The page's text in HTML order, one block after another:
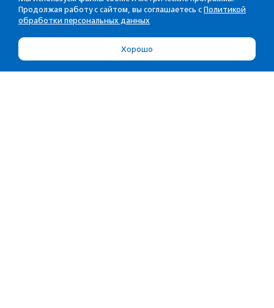
Продолжая работу с сайтом, вы соглашаетесь с Политикой
обработки персональных данных
Хорошо